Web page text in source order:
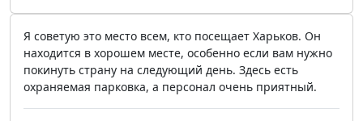
Я советую это место всем, кто посещает Харьков. Он
находится в хорошем месте, особенно если вам нужно
покинуть страну на следующий день. Здесь есть
охраняемая парковка, а персонал очень приятный.